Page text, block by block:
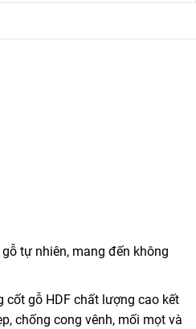
tự nhiên, mang đến không
cốt gỗ HDF chất lượng cao kết
chống cong vênh, mối mọt và